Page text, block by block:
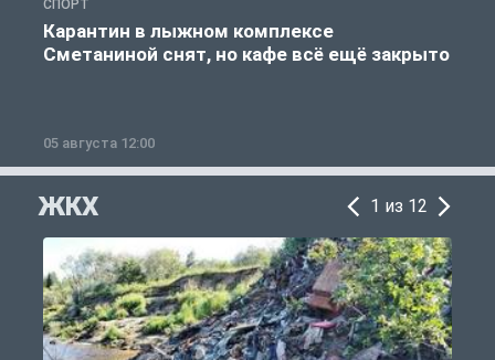
СПОРТ
Карантин в лыжном комплексе
Сметаниной снят, но кафе всё ещё закрыто
05 августа 12:00
ЖКХ 1 из 12